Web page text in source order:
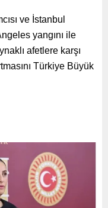
ve İstanbul
yangını ile
afetlere karşı
Türkiye Büyük